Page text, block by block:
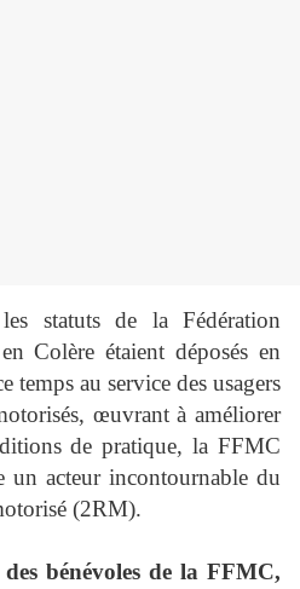
statuts de la Fédération
Colère étaient déposés en
temps au service des usagers
œuvrant à améliorer
de pratique, la FFMC
un acteur incontournable du
(2RM).
bénévoles de la FFMC,